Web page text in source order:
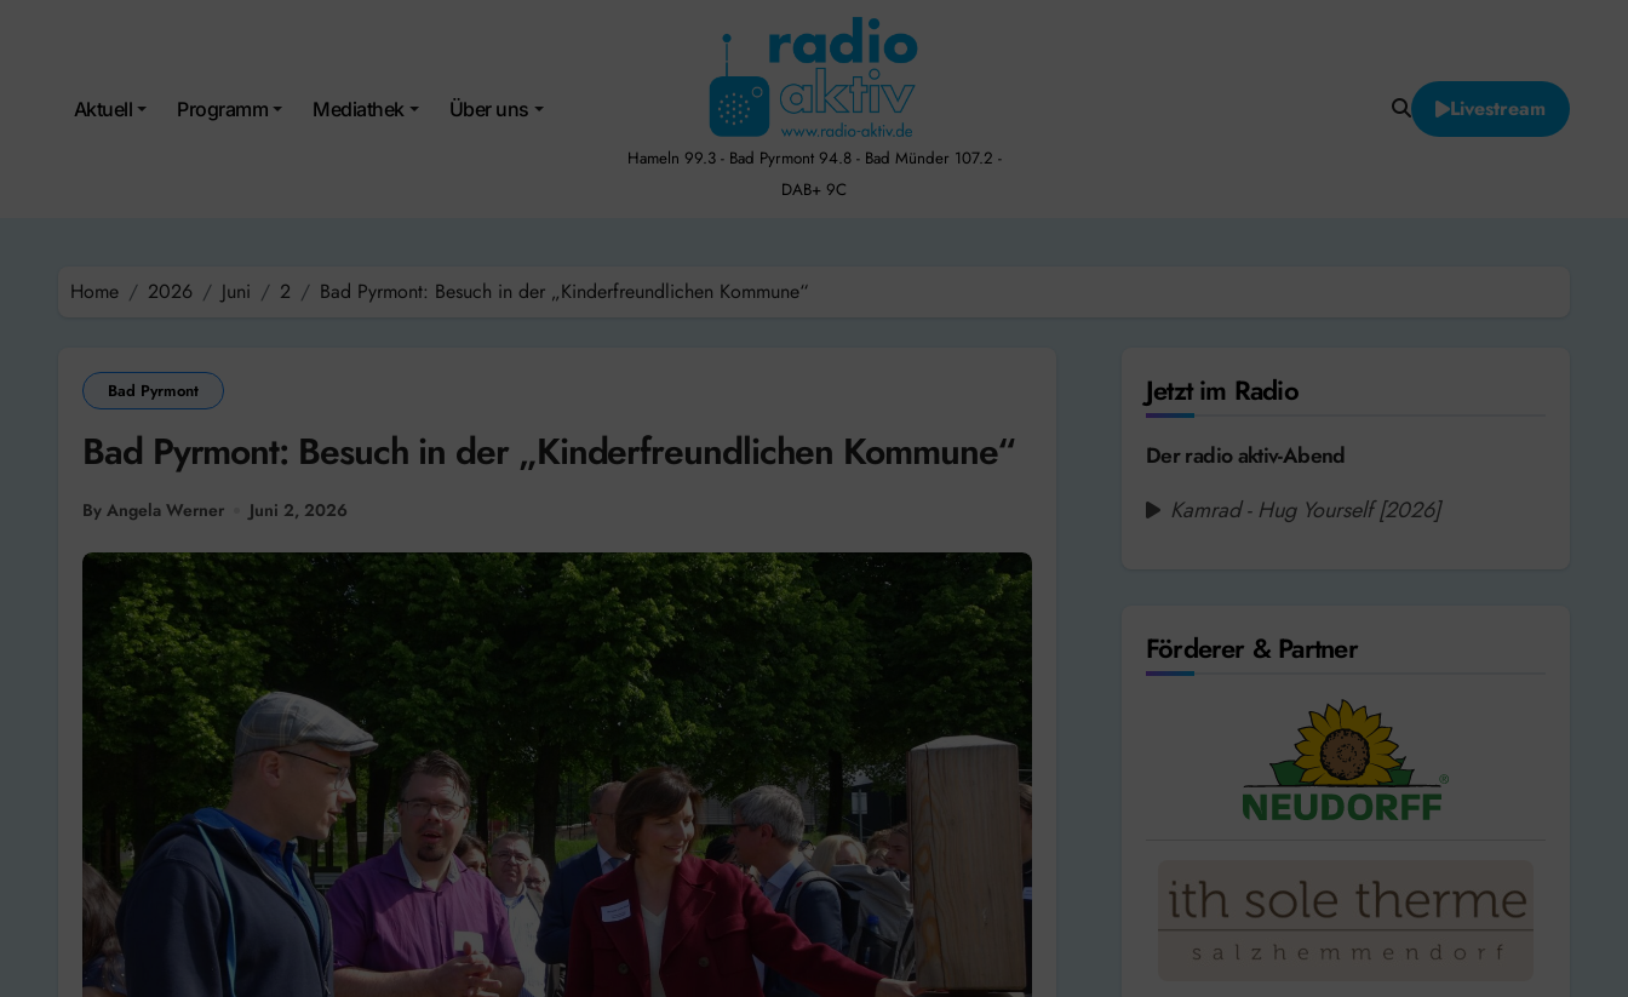
Aktuell Programm Mediathek Über uns
Hameln 99.3 - Bad Pyrmont 94.8 - Bad Münder 107.2 -
DAB+ 9C
Livestream
Home 2026 Juni 2 Bad Pyrmont: Besuch in der „Kinderfreundlichen Kommune“
Bad Pyrmont
Bad Pyrmont: Besuch in der „Kinderfreundlichen Kommune“
By Angela Werner Juni 2, 2026
Jetzt im Radio
Der radio aktiv-Abend
Kamrad - Hug Yourself [2026]
Förderer & Partner